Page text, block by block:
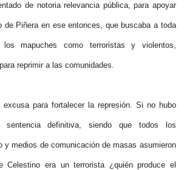
de notoria relevancia pública, para apoyar
de Piñera en ese entonces, que buscaba a toda
mapuches como terroristas y violentos,
reprimir a las comunidades.
para fortalecer la represión. Si no hubo
sentencia definitiva, siendo que todos los
y medios de comunicación de masas asumieron
Celestino era un terrorista ¿quién produce el